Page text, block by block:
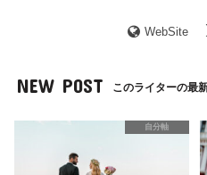
WebSite
NEW POST このライターの最
自分軸